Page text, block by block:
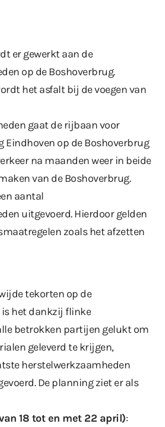
er gewerkt aan de
op de Boshoverbrug.
het asfalt bij de voegen van
gaat de rijbaan voor
Eindhoven op de Boshoverbrug
na maanden weer in beide
van de Boshoverbrug.
aantal
uitgevoerd. Hierdoor gelden
zoals het afzetten
tekorten op de
het dankzij flinke
betrokken partijen gelukt om
geleverd te krijgen,
herstelwerkzaamheden
De planning ziet er als
18 tot en met 22 april):